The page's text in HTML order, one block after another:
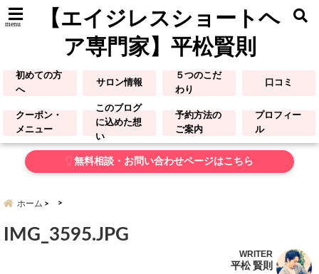
menu
【エイジレスショートヘ
ア専門家】平松賢則
初めての方
へ
サロン情報
５つのこだ
わり
口コミ
クーポン・
メニュー
このブログ
に込めた想
い
予約方法の
ご案内
プロフィー
ル
無料相談・お問い合わせページはこちら
ホーム
IMG_3595.JPG
WRITER
平松 賢則